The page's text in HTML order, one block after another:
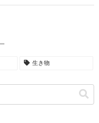
生き物